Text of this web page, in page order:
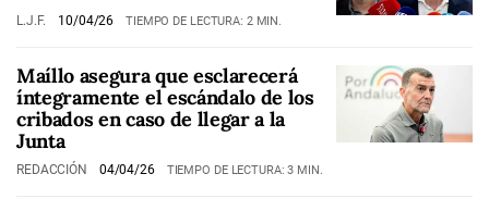
L.J.F. 10/04/26 TIEMPO DE LECTURA: 2 MIN.
Maíllo asegura que esclarecerá
íntegramente el escándalo de los
cribados en caso de llegar a la
Junta
REDACCIÓN 04/04/26 TIEMPO DE LECTURA: 3 MIN.